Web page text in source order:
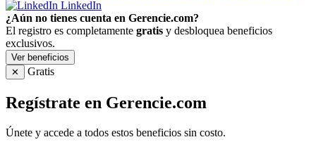
LinkedIn
¿Aún no tienes cuenta en Gerencie.com?
El registro es completamente gratis y desbloquea beneficios
exclusivos.
Ver beneficios
✕
Gratis
Regístrate en Gerencie.com
Únete y accede a todos estos beneficios sin costo.